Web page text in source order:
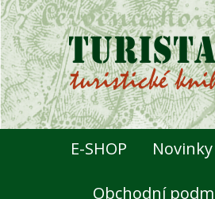
E-SHOP Novinky
Obchodní